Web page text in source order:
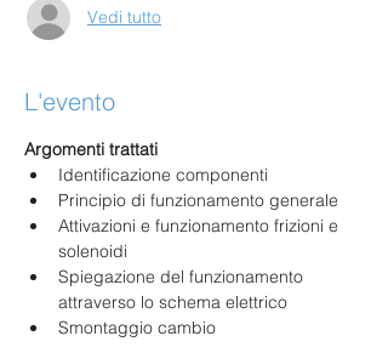
Vedi tutto
L'evento
Argomenti trattati
Identificazione componenti
Principio di funzionamento generale
Attivazioni e funzionamento frizioni e
solenoidi
Spiegazione del funzionamento
attraverso lo schema elettrico
Smontaggio cambio